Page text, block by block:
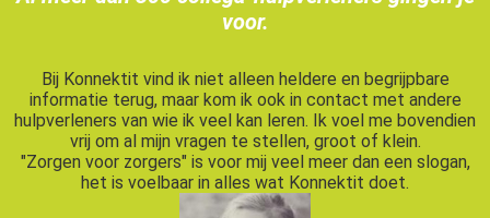
voor.
Bij Konnektit vind ik niet alleen heldere en begrijpbare
informatie terug, maar kom ik ook in contact met andere
hulpverleners van wie ik veel kan leren. Ik voel me bovendien
vrij om al mijn vragen te stellen, groot of klein.
"Zorgen voor zorgers" is voor mij veel meer dan een slogan,
het is voelbaar in alles wat Konnektit doet.
van